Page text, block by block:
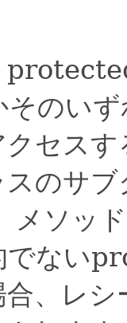
のい
クセス
のサ
メソッ
でない
、レ